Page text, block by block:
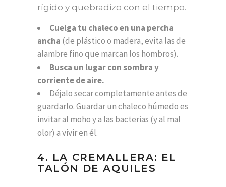
rígido y quebradizo con el tiempo.
Cuelga tu chaleco en una percha
ancha (de plástico o madera, evita las de
alambre fino que marcan los hombros).
Busca un lugar con sombra y
corriente de aire.
Déjalo secar completamente antes de
guardarlo. Guardar un chaleco húmedo es
invitar al moho y a las bacterias (y al mal
olor) a vivir en él.
4. LA CREMALLERA: EL
TALÓN DE AQUILES